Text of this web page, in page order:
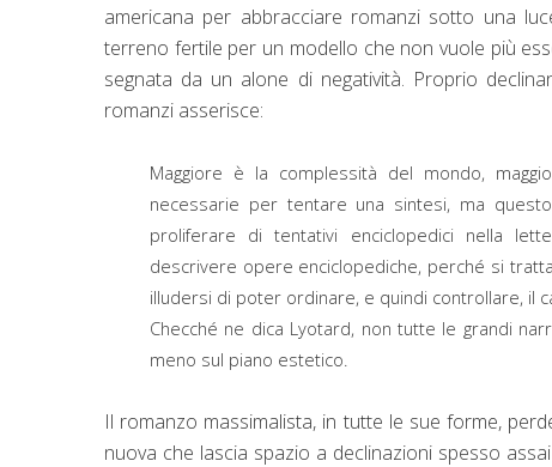
americana per abbracciare romanzi sotto una
terreno fertile per un modello che non vuole più
segnata da un alone di negatività. Proprio
romanzi asserisce:
Maggiore è la complessità del mondo,
necessarie per tentare una sintesi, ma
proliferare di tentativi enciclopedici nella
descrivere opere enciclopediche, perché si
illudersi di poter ordinare, e quindi controllare, il
Checché ne dica Lyotard, non tutte le grandi
meno sul piano estetico.
Il romanzo massimalista, in tutte le sue forme,
nuova che lascia spazio a declinazioni spesso